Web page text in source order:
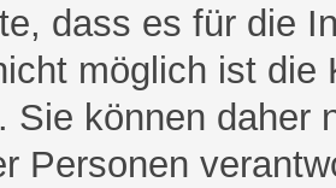
dass es für die
möglich ist die
Sie können daher
Personen